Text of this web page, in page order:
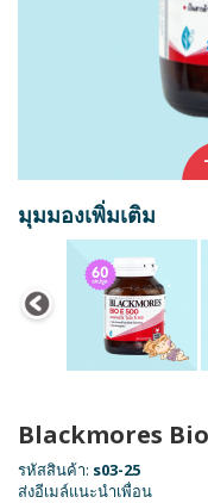
มุมมองเพิ่มเติม
Blackmores Bio
รหัสสินค้า: s03-25
ส่งอีเมล์แนะนำเพื่อน